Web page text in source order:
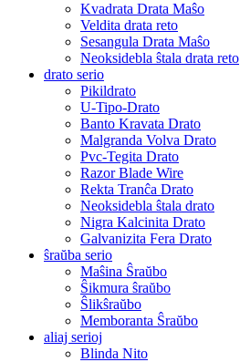
Kvadrata Drata Maŝo
Veldita drata reto
Sesangula Drata Maŝo
Neoksidebla ŝtala drata reto
drato serio
Pikildrato
U-Tipo-Drato
Banto Kravata Drato
Malgranda Volva Drato
Pvc-Tegita Drato
Razor Blade Wire
Rekta Tranĉa Drato
Neoksidebla ŝtala drato
Nigra Kalcinita Drato
Galvanizita Fera Drato
ŝraŭba serio
Maŝina Ŝraŭbo
Ŝikmura ŝraŭbo
Ŝlikŝraŭbo
Memboranta Ŝraŭbo
aliaj serioj
Blinda Nito